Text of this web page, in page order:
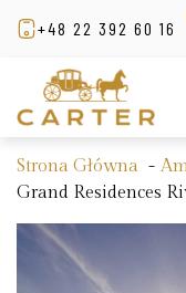
+48 22 392 60 16
Strona Główna
Grand Residences